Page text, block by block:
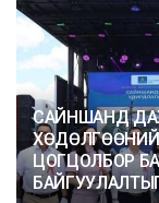
САЙНШАНД
ЦОГЦОЛБОР